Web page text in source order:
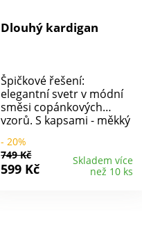
Dlouhý kardigan
Špičkové řešení:
elegantní svetr v módní
směsi copánkových
vzorů. S kapsami - měkký
kombinovatelný. Lze
nosit volně rozevlátý, v
délce, která lichotí
- 20%
749 Kč
599 Kč
Skladem více
než 10 ks